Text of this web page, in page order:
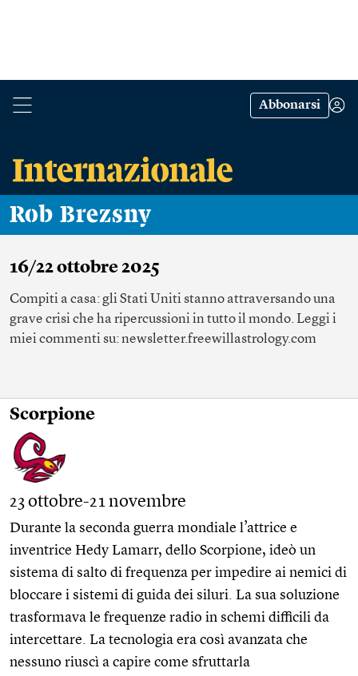
Abbonarsi
Rob Brezsny
16/22 ottobre 2025
Compiti a casa: gli Stati Uniti stanno attraversando una
grave crisi che ha ripercussioni in tutto il mondo. Leggi i
miei commenti su: newsletter.freewillastrology.com
Scorpione
23 ottobre-21 novembre
Durante la seconda guerra mondiale l’attrice e
inventrice Hedy Lamarr, dello Scorpione, ideò un
sistema di salto di frequenza per impedire ai nemici di
bloccare i sistemi di guida dei siluri. La sua soluzione
trasformava le frequenze radio in schemi difficili da
intercettare. La tecnologia era così avanzata che
nessuno riuscì a capire come sfruttarla